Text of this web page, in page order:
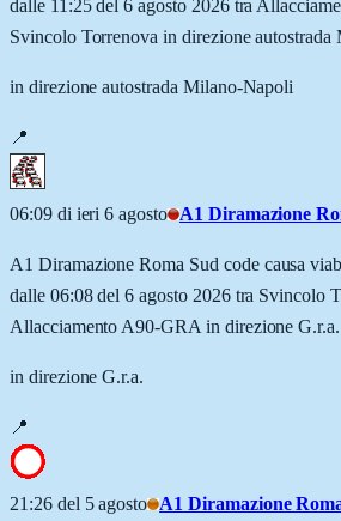
dalle 11:25 del 6 agosto 2026 tra
Svincolo Torrenova in direzione
in direzione autostrada Milano-Napoli
📍
06:09 di ieri 6 agosto A1 Diramazione
A1 Diramazione Roma Sud code causa
dalle 06:08 del 6 agosto 2026 tra Svincolo
Allacciamento A90-GRA in direzione G.r.a.
in direzione G.r.a.
📍
21:26 del 5 agosto A1 Diramazione